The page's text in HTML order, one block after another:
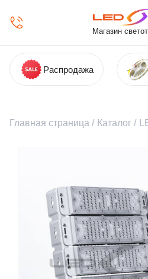
Магазин
Распродажа
Главная страница / Каталог /